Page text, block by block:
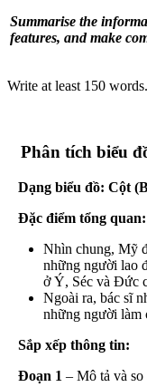
Summarise the
features, and make
Write at least 150 words.
Phân tích biểu
Dạng biểu đồ: Cột
Đặc điểm tổng quan:
Nhìn chung, Mỹ
những người lao
ở Ý, Séc và Đức
Ngoài ra, bác sĩ
những người làm
Sắp xếp thông tin:
Đoạn 1 – Mô tả và so